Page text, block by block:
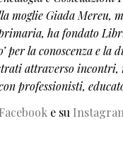
moglie Giada Mereu,
ha fondato
per la conoscenza e la
attraverso incontri,
professionisti,
Facebook e su